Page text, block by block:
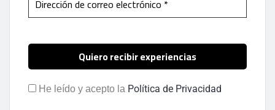
He leído y acepto la Política de Privacidad